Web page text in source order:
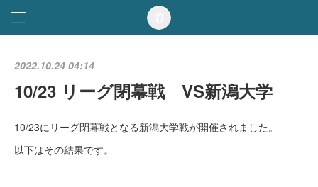
2022.10.24 04:14
10/23 リーグ閉幕戦 VS新潟大学
10/23にリーグ閉幕戦となる新潟大学戦が開催されました。
以下はその結果です。